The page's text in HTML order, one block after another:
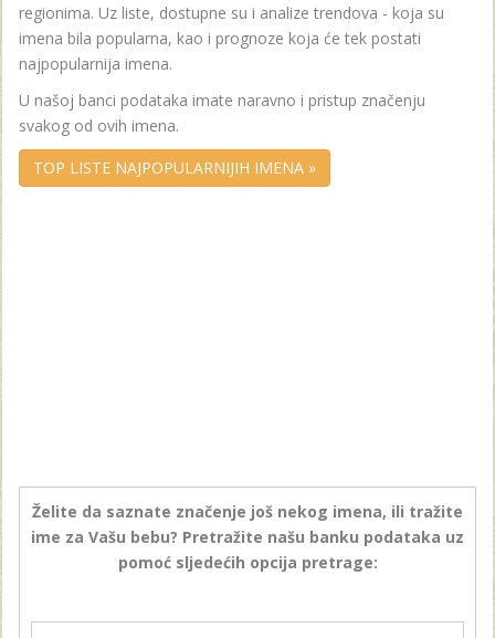
regionima. Uz liste, dostupne su i analize trendova - koja su
imena bila popularna, kao i prognoze koja će tek postati
najpopularnija imena.
U našoj banci podataka imate naravno i pristup značenju
svakog od ovih imena.
TOP LISTE NAJPOPULARNIJIH IMENA »
Želite da saznate značenje još nekog imena, ili tražite
ime za Vašu bebu? Pretražite našu banku podataka uz
pomoć sljedećih opcija pretrage: